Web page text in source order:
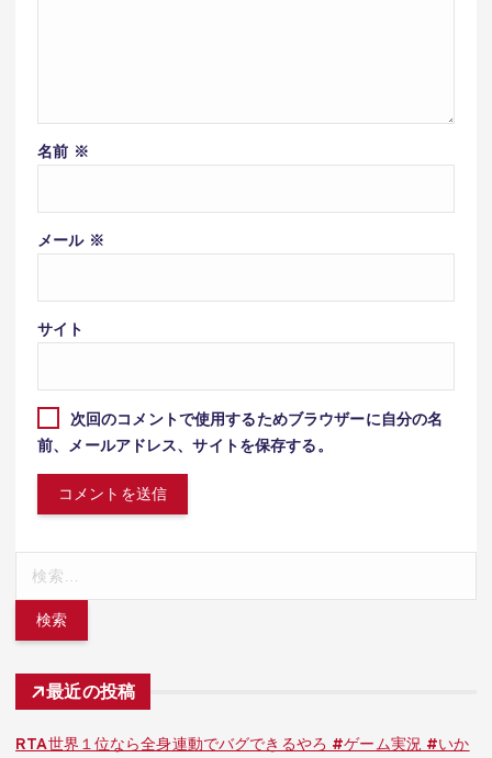
名前 ※
メール ※
サイト
次回のコメントで使用するためブラウザーに自分の名
前、メールアドレス、サイトを保存する。
最近の投稿
RTA世界１位なら全身連動でバグできるやろ #ゲーム実況 #いか